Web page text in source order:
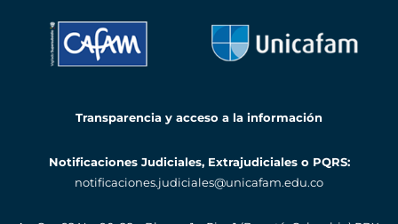
Transparencia y acceso a la información
Notificaciones Judiciales, Extrajudiciales o PQRS:
notificaciones.judiciales@unicafam.edu.co